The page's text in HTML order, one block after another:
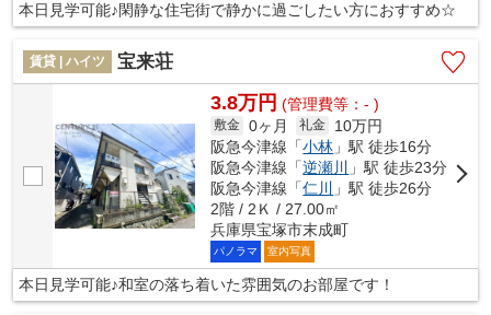
本日見学可能♪閑静な住宅街で静かに過ごしたい方におすすめ☆
賃貸 | ハイツ 宝来荘
3.8万円 (管理費等：- )
敷金 0ヶ月 礼金
10万円
阪急今津線「小林 」駅 徒歩16分
阪急今津線「逆瀬川
」駅 徒歩23分
阪急今津線「仁川
」駅 徒歩26分
2階 / 2Ｋ / 27.00㎡
兵庫県宝塚市末成町
パノラマ 室内写真
本日見学可能♪和室の落ち着いた雰囲気のお部屋です！